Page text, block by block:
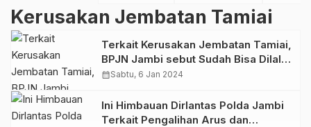
Kerusakan Jembatan Tamiai
Terkait Kerusakan Jembatan Tamiai,
BPJN Jambi sebut Sudah Bisa Dilalui
dan Lulus Uji Coba
calendar_monthSabtu, 6 Jan 2024
Ini Himbauan Dirlantas Polda Jambi
Terkait Pengalihan Arus dan